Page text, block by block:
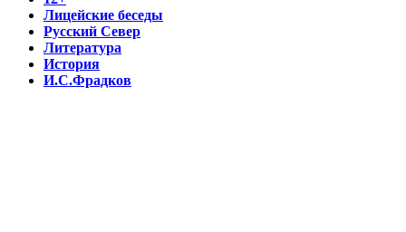
Лицейские беседы
Русский Север
Литература
История
И.С.Фрадков